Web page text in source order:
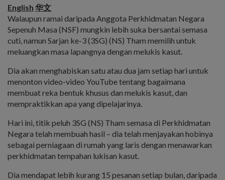
English 华文
Walaupun ramai daripada Anggota Perkhidmatan Negara
Sepenuh Masa (NSF) mungkin lebih suka bersantai semasa
cuti, namun Sarjan ke-3 (3SG) (NS) Tham memilih untuk
meluangkan masa lapangnya dengan melukis kasut.
Dia akan menghabiskan satu atau dua jam setiap hari untuk
menonton video-video YouTube tentang bagaimana
membuat reka bentuk khusus dan melukis kasut, dan
mempraktikkan apa yang dipelajarinya.
Hari ini, titik peluh 3SG (NS) Tham semasa di Perkhidmatan
Negara telah membuah hasil – dia telah menjayakan hobinya
sebagai perniagaan di rumah yang laris dengan menawarkan
perkhidmatan tempahan lukisan kasut.
Dia mendapat lebih kurang 15 pesanan setiap bulan, daripada